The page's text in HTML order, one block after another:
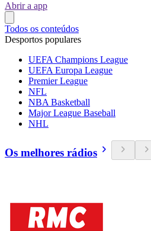
Abrir a app
Todos os conteúdos
Desportos populares
UEFA Champions League
UEFA Europa League
Premier League
NFL
NBA Basketball
Major League Baseball
NHL
Os melhores rádios